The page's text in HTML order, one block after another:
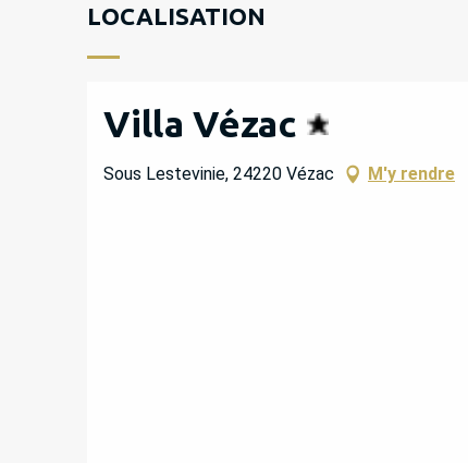
LOCALISATION
Villa Vézac
Sous Lestevinie, 24220 Vézac M'y rendre